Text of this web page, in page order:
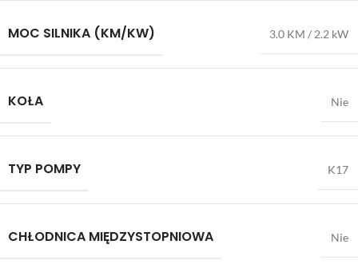
MOC SILNIKA (KM/KW) 3.0 KM / 2.2 kW
KOŁA Nie
TYP POMPY K17
CHŁODNICA MIĘDZYSTOPNIOWA Nie